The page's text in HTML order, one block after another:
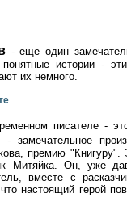
- еще один
истории -
их немного.
писателе -
- замечательное
премию "Книгуру".
Митяйка. Он, уже
вместе с
настоящий герой